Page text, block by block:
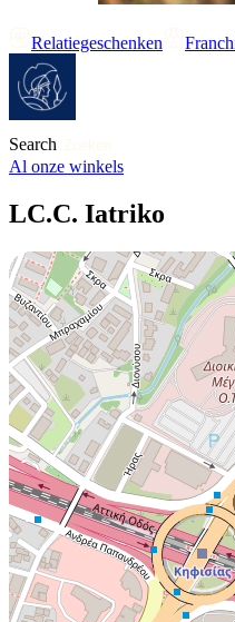
Relatiegeschenken
Search
Al onze winkels
LC.C. Iatriko